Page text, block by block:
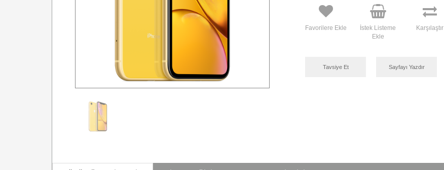
Favorilere Ekle
İstek Listeme
Ekle
Karşılaştır
Tavsiye Et Sayfayı Yazdır